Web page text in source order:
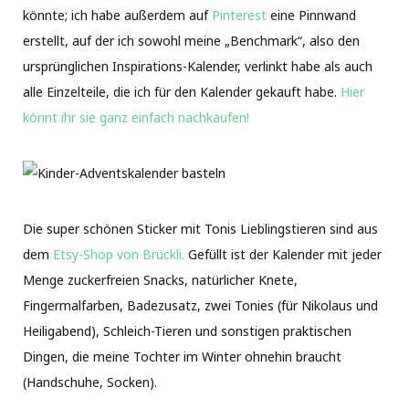
könnte; ich habe außerdem auf Pinterest eine Pinnwand
erstellt, auf der ich sowohl meine „Benchmark“, also den
ursprünglichen Inspirations-Kalender, verlinkt habe als auch
alle Einzelteile, die ich für den Kalender gekauft habe. Hier
könnt ihr sie ganz einfach nachkaufen!
Die super schönen Sticker mit Tonis Lieblingstieren sind aus
dem Etsy-Shop von Brückli. Gefüllt ist der Kalender mit jeder
Menge zuckerfreien Snacks, natürlicher Knete,
Fingermalfarben, Badezusatz, zwei Tonies (für Nikolaus und
Heiligabend), Schleich-Tieren und sonstigen praktischen
Dingen, die meine Tochter im Winter ohnehin braucht
(Handschuhe, Socken).